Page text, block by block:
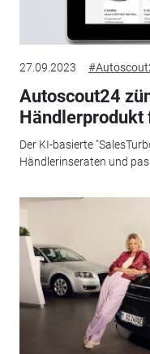
27.09.2023
Autoscout24
Händlerprodukt
Der KI-basierte
Händlerinseraten und